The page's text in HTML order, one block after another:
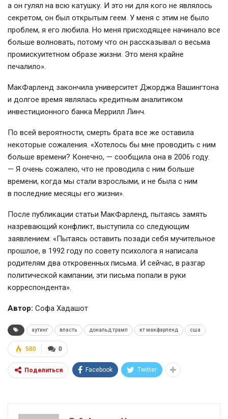
а он гулял на всю катушку. И это ни для кого не являлось
секретом, он был открытым геем. У меня с этим не было
проблем, я его любила. Но меня присходящее начинало все
больше волновать, потому что он рассказывал о весьма
промискуитетном образе жизни. Это меня крайне
печалило».
МакФарленд закончила университет Джорджа Вашингтона
и долгое время являлась кредитным аналитиком
инвестиционного банка Меррилл Линч.
По всей вероятности, смерть брата все же оставила
некоторые сожаления. «Хотелось бы мне проводить с ним
больше времени? Конечно, — сообщила она в 2006 году.
— Я очень сожалею, что не проводила с ним больше
времени, когда мы стали взрослыми, и не была с ним
в последние месяцы его жизни».
После публикации статьи МакФарленд, пытаясь замять
назревающий конфликт, выступила со следующим
заявлением: «Пытаясь оставить позади себя мучительное
прошлое, в 1992 году по совету психолога я написала
родителям два откровенных письма. И сейчас, в разгар
политической кампании, эти письма попали в руки
корреспондента».
Автор: Софа Хадашот
аутинг власть дональд трамп кт макфарленд сша
0
580
Поделиться Facebook Twitter